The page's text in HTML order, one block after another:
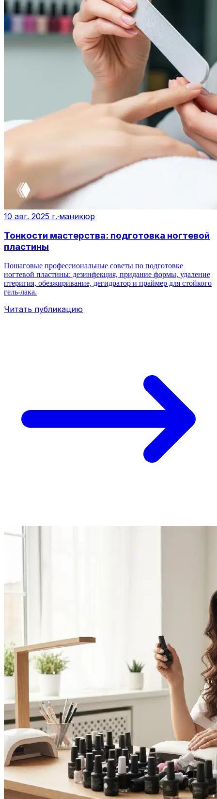
10 авг. 2025 г.·маникюр
Тонкости мастерства: подготовка ногтевой
пластины
Пошаговые профессиональные советы по подготовке
ногтевой пластины: дезинфекция, придание формы, удаление
птеригия, обезжиривание, дегидратор и праймер для стойкого
гель-лака.
Читать публикацию